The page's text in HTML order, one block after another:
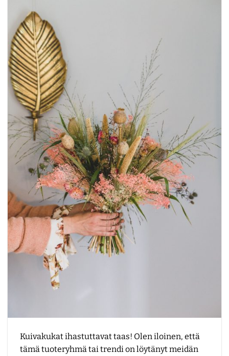
Kuivakukat ihastuttavat taas! Olen iloinen, että
tämä tuoteryhmä tai trendi on löytänyt meidän